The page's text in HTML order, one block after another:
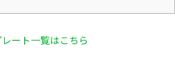
ート一覧はこちら